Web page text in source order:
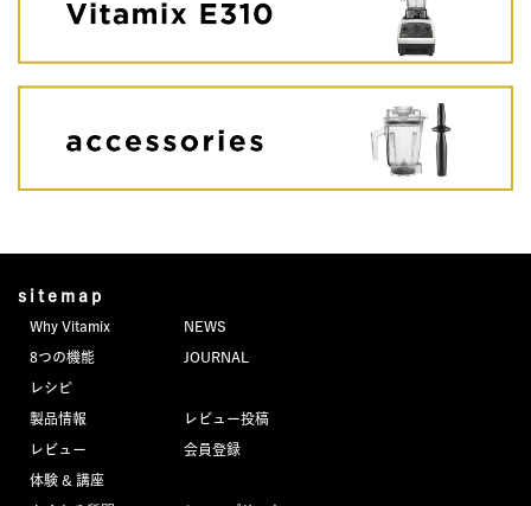
sitemap
Why Vitamix
8つの機能
レシピ
製品情報
レビュー
体験 & 講座
NEWS
JOURNAL
レビュー投稿
会員登録